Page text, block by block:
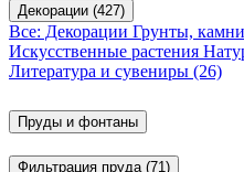
Декорации (427)
Все: Декорации Грунты, камни
Искусственные растения
Литература и сувениры (26)
Пруды и фонтаны
Фильтрация пруда (71)